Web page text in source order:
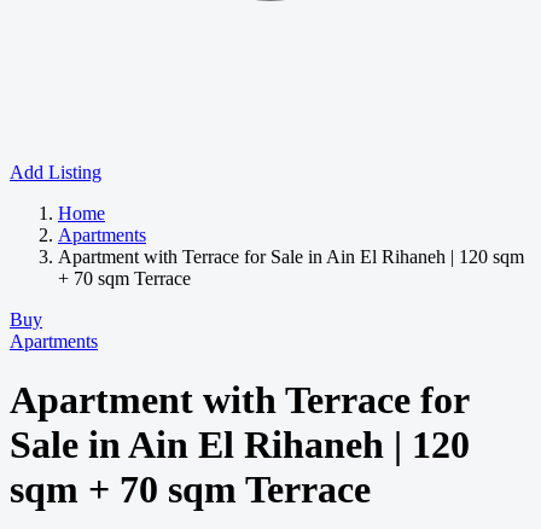
Add Listing
Home
Apartments
Apartment with Terrace for Sale in Ain El Rihaneh | 120 sqm
+ 70 sqm Terrace
Buy
Apartments
Apartment with Terrace for
Sale in Ain El Rihaneh | 120
sqm + 70 sqm Terrace